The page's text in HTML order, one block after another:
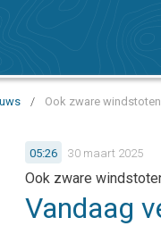
/ Ook zware
05:26 30 maart 2025
Ook zware
Vandaag